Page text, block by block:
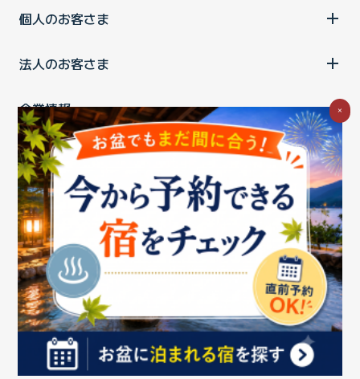
個人のお客さま
法人のお客さま
企業情報
ご利用中の方
お問い合わせ消費税の表示 ウェブアクセシビリティの取り組み
個人情報保護ポリシープライバシーポータル
Cookieポリシー
特定商取引法に基づく表記情報セキュリティ基本方針
商標についてBIGLOBEトップ
Copyright ©BIGLOBE Inc. 2026.All rights reserved.
×